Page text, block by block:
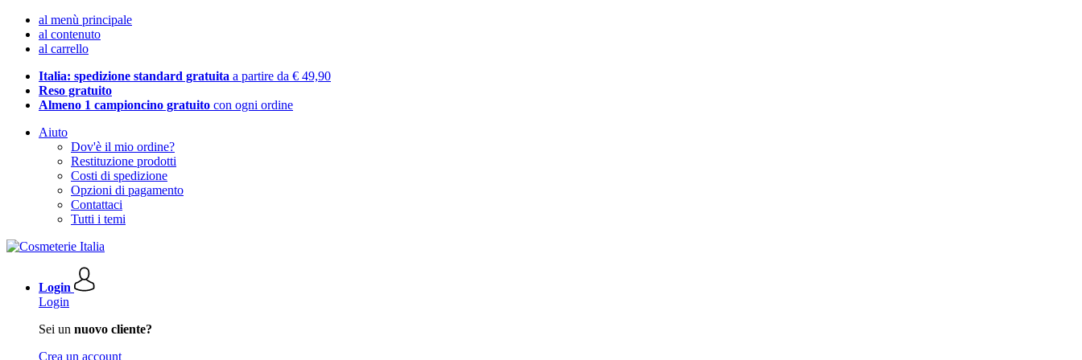
al menù principale
al contenuto
al carrello
Italia: spedizione standard gratuita a partire da € 49,90
Reso gratuito
Almeno 1 campioncino gratuito con ogni ordine
Aiuto
Dov'è il mio ordine?
Restituzione prodotti
Costi di spedizione
Opzioni di pagamento
Contattaci
Tutti i temi
Login
Login
Sei un nuovo cliente?
Crea un account